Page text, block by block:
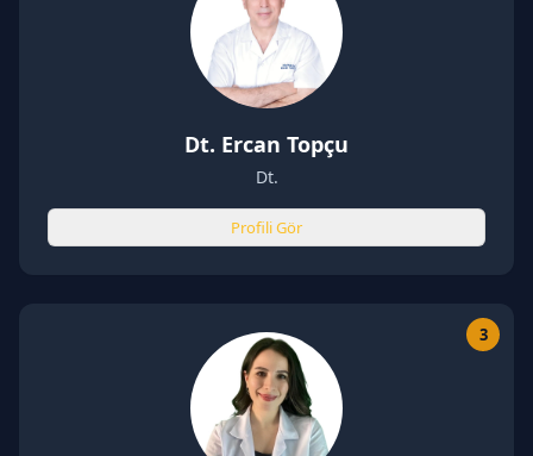
Dt. Ercan Topçu
Dt.
Profili Gör
3